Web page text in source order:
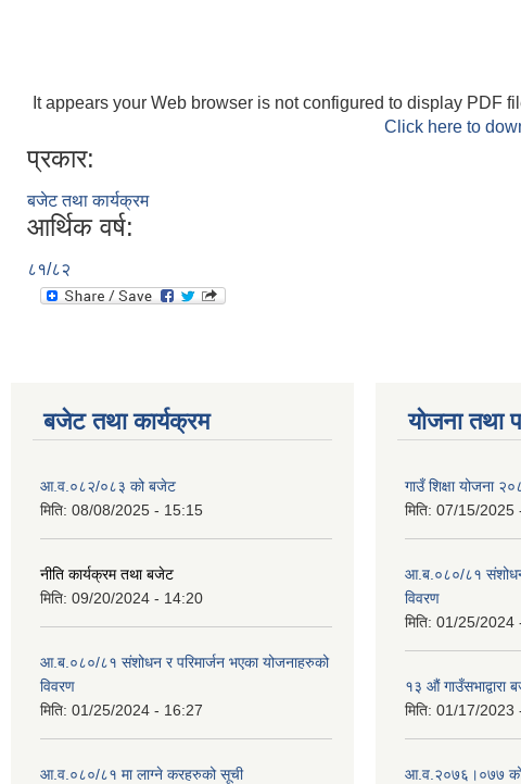
It appears your Web browser is not configured to display PDF
Click here to
प्रकार:
बजेट तथा कार्यक्रम
आर्थिक वर्ष:
८१/८२
बजेट तथा कार्यक्रम
आ.व.०८२/०८३ को बजेट
मिति: 08/08/2025 - 15:15
नीति कार्यक्रम तथा बजेट
मिति: 09/20/2024 - 14:20
आ.ब.०८०/८१ संशोधन र परिमार्जन भएका योजनाहरुको
विवरण
मिति: 01/25/2024 - 16:27
आ.व.०८०/८१ मा लाग्ने करहरुको सूची
योजना तथा
गाउँ शिक्षा योजना
मिति: 07/15/2025
आ.ब.०८०/८१ संशोधन
विवरण
मिति: 01/25/2024
१३ औं गाउँसभाद्वारा
मिति: 01/17/2023
आ‍.व.२०७६।०७७ को